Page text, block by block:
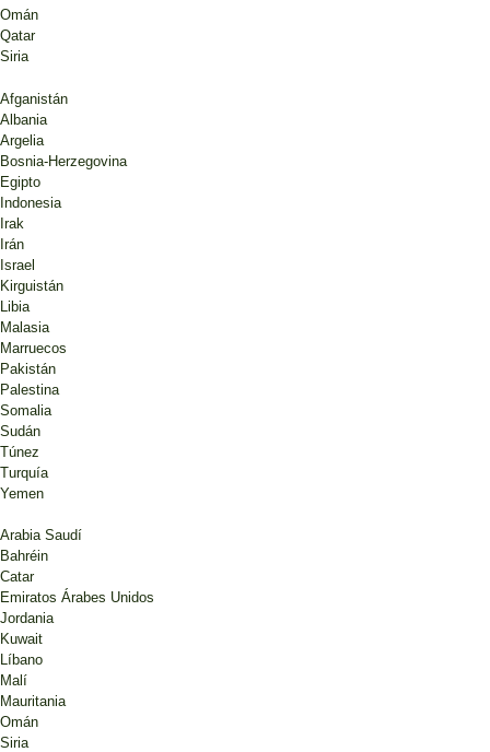
Omán
Qatar
Siria
Afganistán
Albania
Argelia
Bosnia-Herzegovina
Egipto
Indonesia
Irak
Irán
Israel
Kirguistán
Libia
Malasia
Marruecos
Pakistán
Palestina
Somalia
Sudán
Túnez
Turquía
Yemen
Arabia Saudí
Bahréin
Catar
Emiratos Árabes Unidos
Jordania
Kuwait
Líbano
Malí
Mauritania
Omán
Siria